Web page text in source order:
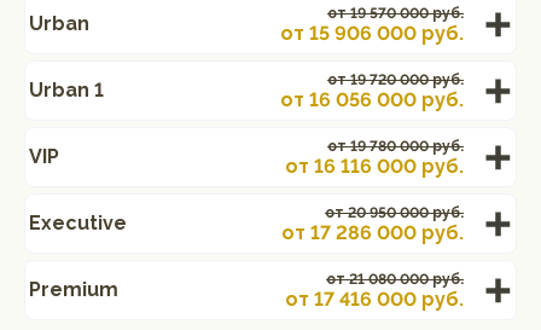
Urban от 19 570 000 руб.
от 15 906 000 руб.
Urban 1 от 19 720 000 руб.
от 16 056 000 руб.
VIP от 19 780 000 руб.
от 16 116 000 руб.
Executive от 20 950 000 руб.
от 17 286 000 руб.
Premium от 21 080 000 руб.
от 17 416 000 руб.